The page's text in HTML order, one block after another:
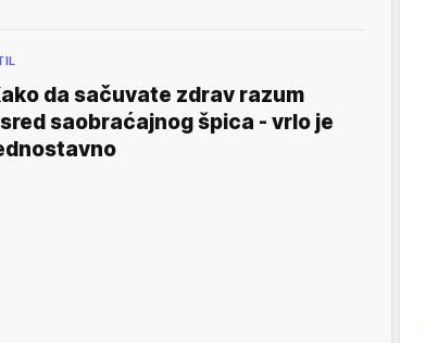
da sačuvate zdrav razum
saobraćajnog špica - vrlo je